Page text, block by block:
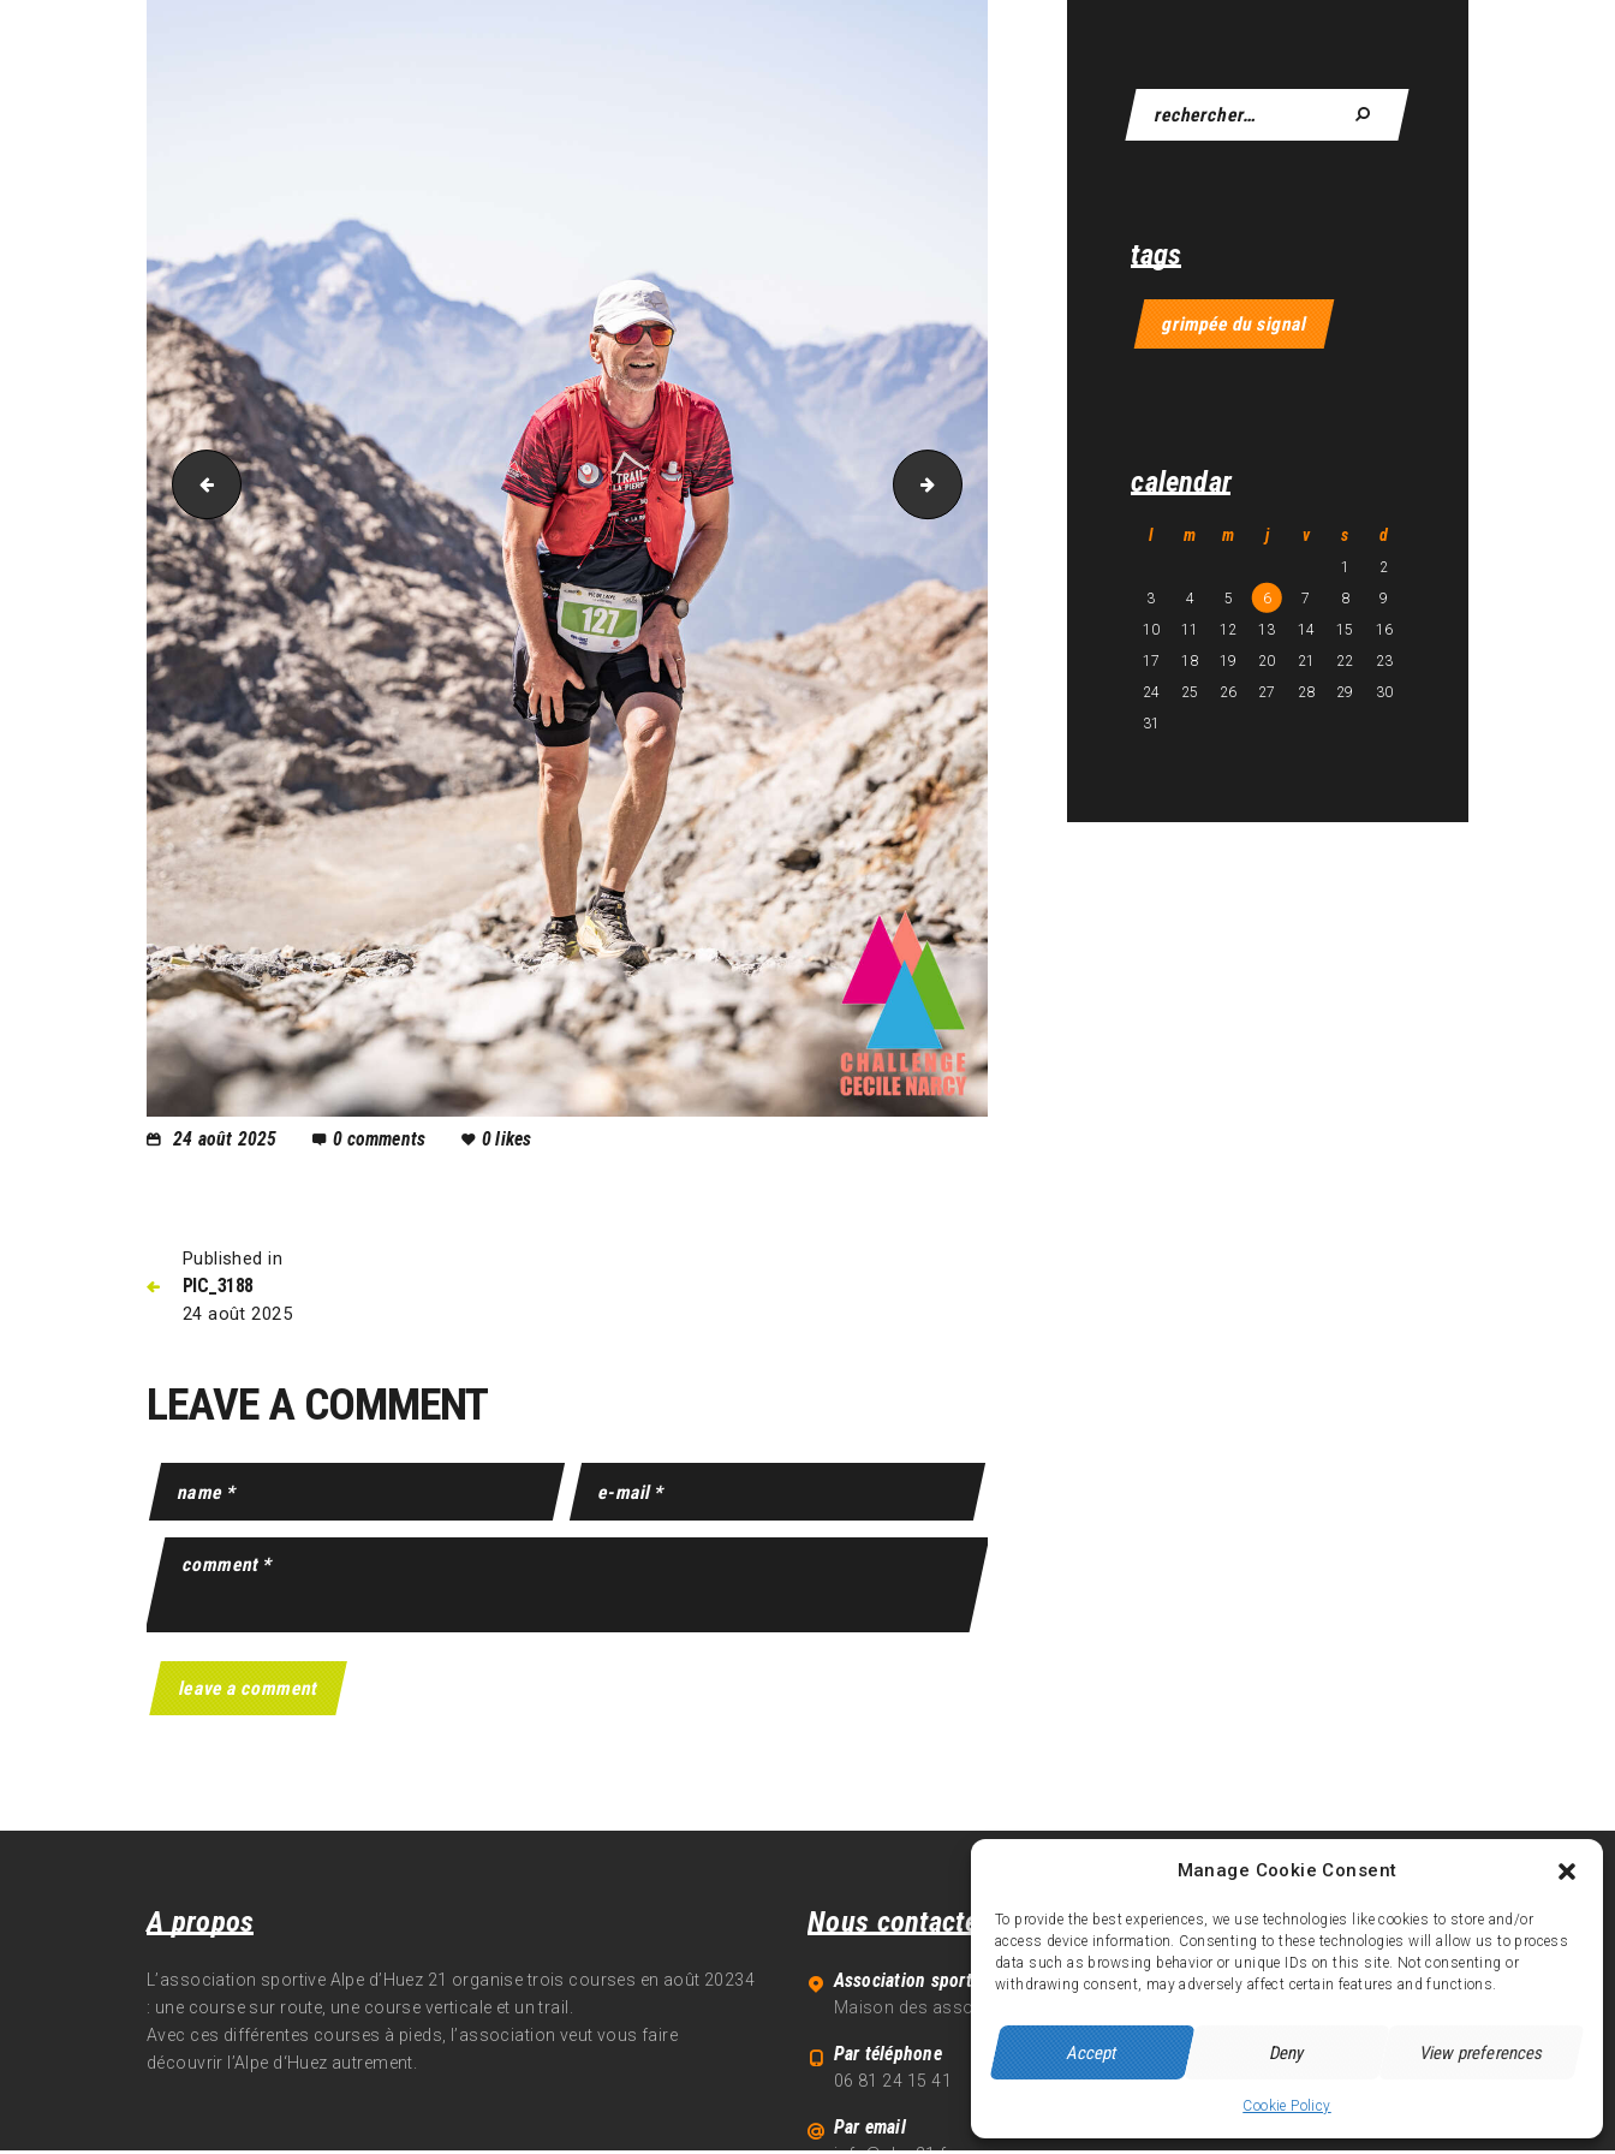
Manage Cookie Consent
To provide the best experiences, we use technologies like cookies to store and/or
access device information. Consenting to these technologies will allow us to process
data such as browsing behavior or unique IDs on this site. Not consenting or
withdrawing consent, may adversely affect certain features and functions.
Accept Deny View preferences
Cookie Policy
PIC_3172 PIC_3196
24 août 2025 0 comments 0likes
Published in
PIC_3188
24 août 2025
LEAVE A COMMENT
tags
grimpée du signal
calendar
l m m j v s d
1
2
3
4 5 6 7 8
9
10
11 12 13 14 15
16
17
18 19 20 21 22
23
24
25 26 27 28 29
30
31
A propos
L’association sportive Alpe d’Huez 21 organise trois courses en août 20234
: une course sur route, une course verticale et un trail.
Avec ces différentes courses à pieds, l’association veut vous faire
découvrir l’Alpe d‘Huez autrement.
Nous contacter
Association sportive Alpe d'Huez 21
Maison des associations - 70 avenue de Brandes - 38750 ALPE d'HUEZ
Par téléphone
06 81 24 15 41
Par email